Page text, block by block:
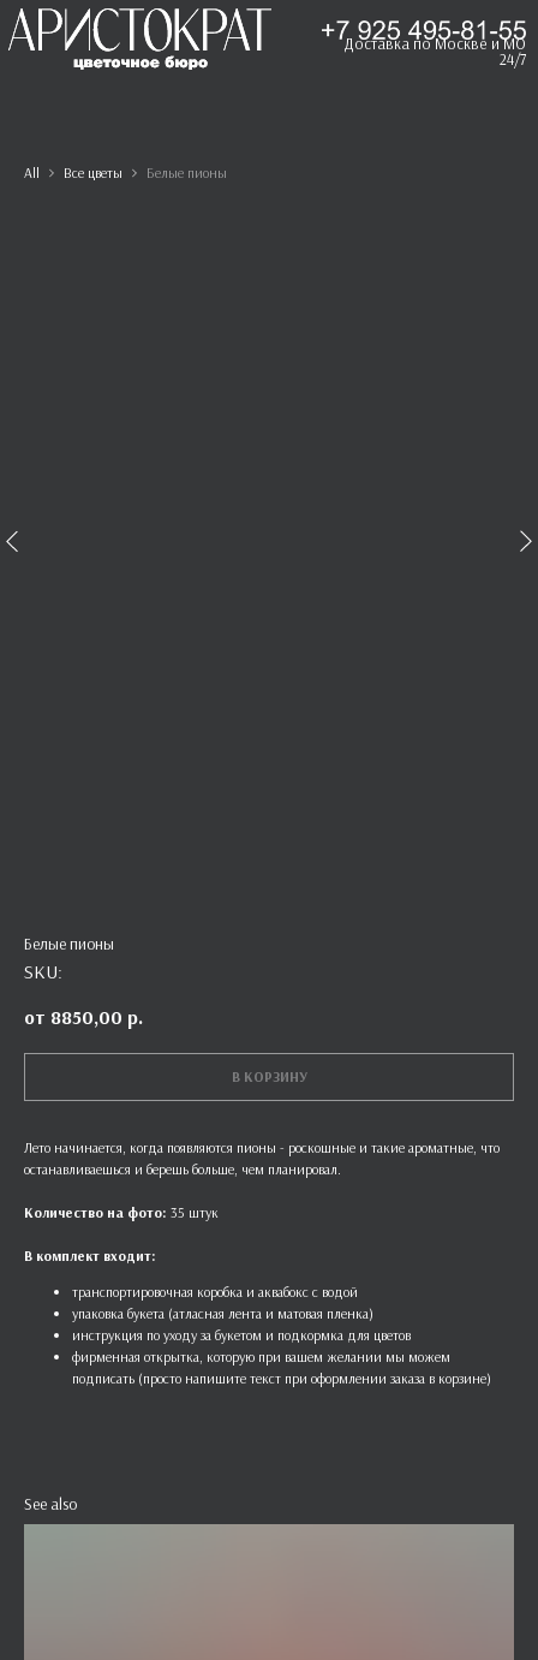
Доставка по Москве и МО
24/7
All Все цветы Белые пионы
Белые пионы
SKU:
8850,00 р.
В КОРЗИНУ
Лето начинается, когда появляются пионы - роскошные и такие ароматные, что
останавливаешься и берешь больше, чем планировал.
Количество на фото: 35 штук
В комплект входит:
транспортировочная коробка и аквабокс с водой
упаковка букета (атласная лента и матовая пленка)
инструкция по уходу за букетом и подкормка для цветов
фирменная открытка, которую при вашем желании мы можем
подписать (просто напишите текст при оформлении заказа в корзине)
See also